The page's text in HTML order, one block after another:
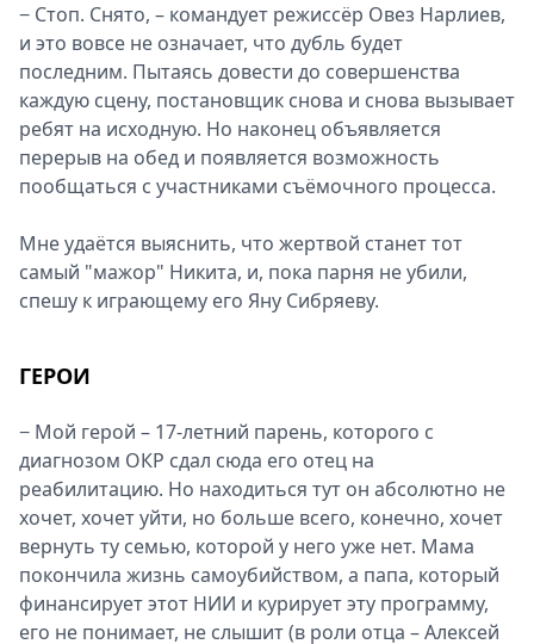
− Стоп. Снято, – командует режиссёр Овез Нарлиев,
и это вовсе не означает, что дубль будет
последним. Пытаясь довести до совершенства
каждую сцену, постановщик снова и снова вызывает
ребят на исходную. Но наконец объявляется
перерыв на обед и появляется возможность
пообщаться с участниками съёмочного процесса.
Мне удаётся выяснить, что жертвой станет тот
самый "мажор" Никита, и, пока парня не убили,
спешу к играющему его Яну Сибряеву.
ГЕРОИ
− Мой герой – 17-летний парень, которого с
диагнозом ОКР сдал сюда его отец на
реабилитацию. Но находиться тут он абсолютно не
хочет, хочет уйти, но больше всего, конечно, хочет
вернуть ту семью, которой у него уже нет. Мама
покончила жизнь самоубийством, а папа, который
финансирует этот НИИ и курирует эту программу,
его не понимает, не слышит (в роли отца – Алексей